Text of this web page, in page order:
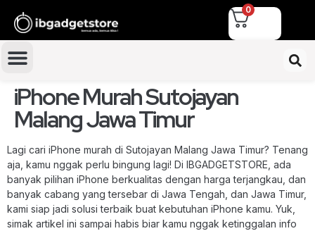
0
iPhone Murah Sutojayan
Malang Jawa Timur
Lagi cari iPhone murah di Sutojayan Malang Jawa Timur? Tenang
aja, kamu nggak perlu bingung lagi! Di IBGADGETSTORE, ada
banyak pilihan iPhone berkualitas dengan harga terjangkau, dan
banyak cabang yang tersebar di Jawa Tengah, dan Jawa Timur,
kami siap jadi solusi terbaik buat kebutuhan iPhone kamu. Yuk,
simak artikel ini sampai habis biar kamu nggak ketinggalan info